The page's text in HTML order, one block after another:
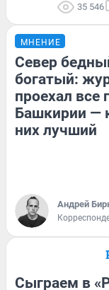
35 546
МНЕНИЕ
Север
богатый:
проехал все
Башкирии —
них лучший
Андрей
Сыграем в